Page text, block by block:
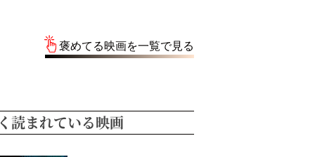
褒めてる映画を一覧で見る
読まれている映画